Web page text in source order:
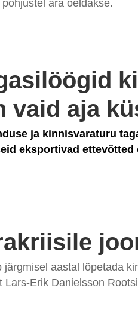
ära öeldakse.
vaid aja
ja kinnisvaraturu
eksportivad
aastal lõpetada
Erik Danielsson